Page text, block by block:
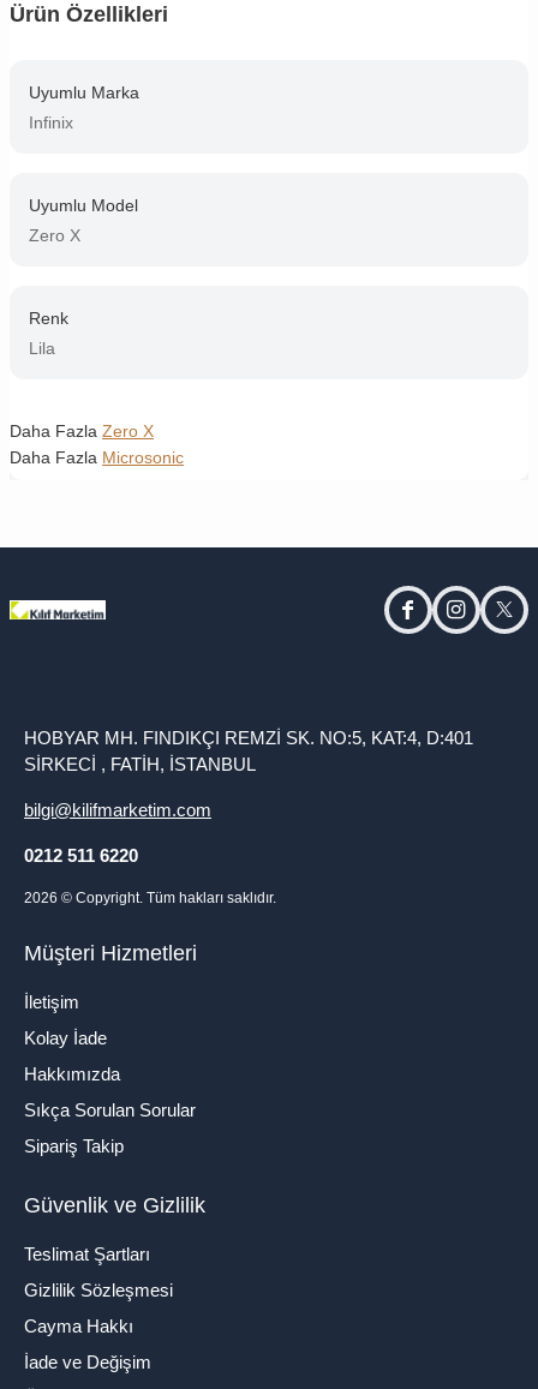
Ürün Özellikleri
Uyumlu Marka
Infinix
Uyumlu Model
Zero X
Renk
Lila
Daha Fazla Zero X
Daha Fazla Microsonic
facebookinstagram
HOBYAR MH. FINDIKÇI REMZİ SK. NO:5, KAT:4, D:401
SİRKECİ , FATİH, İSTANBUL
bilgi@kilifmarketim.com
0212 511 6220
2026 © Copyright. Tüm hakları saklıdır.
Müşteri Hizmetleri
İletişim
Kolay İade
Hakkımızda
Sıkça Sorulan Sorular
Sipariş Takip
Güvenlik ve Gizlilik
Teslimat Şartları
Gizlilik Sözleşmesi
Cayma Hakkı
İade ve Değişim